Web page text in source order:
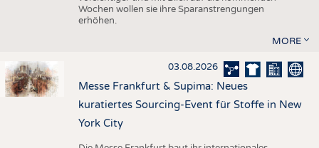
Wochen wollen sie ihre Sparanstrengungen
erhöhen.
MORE
03.08.2026
Messe Frankfurt & Supima: Neues
kuratiertes Sourcing-Event für Stoffe in New
York City